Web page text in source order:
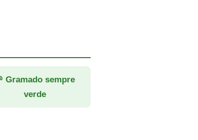
Gramado sempre
verde